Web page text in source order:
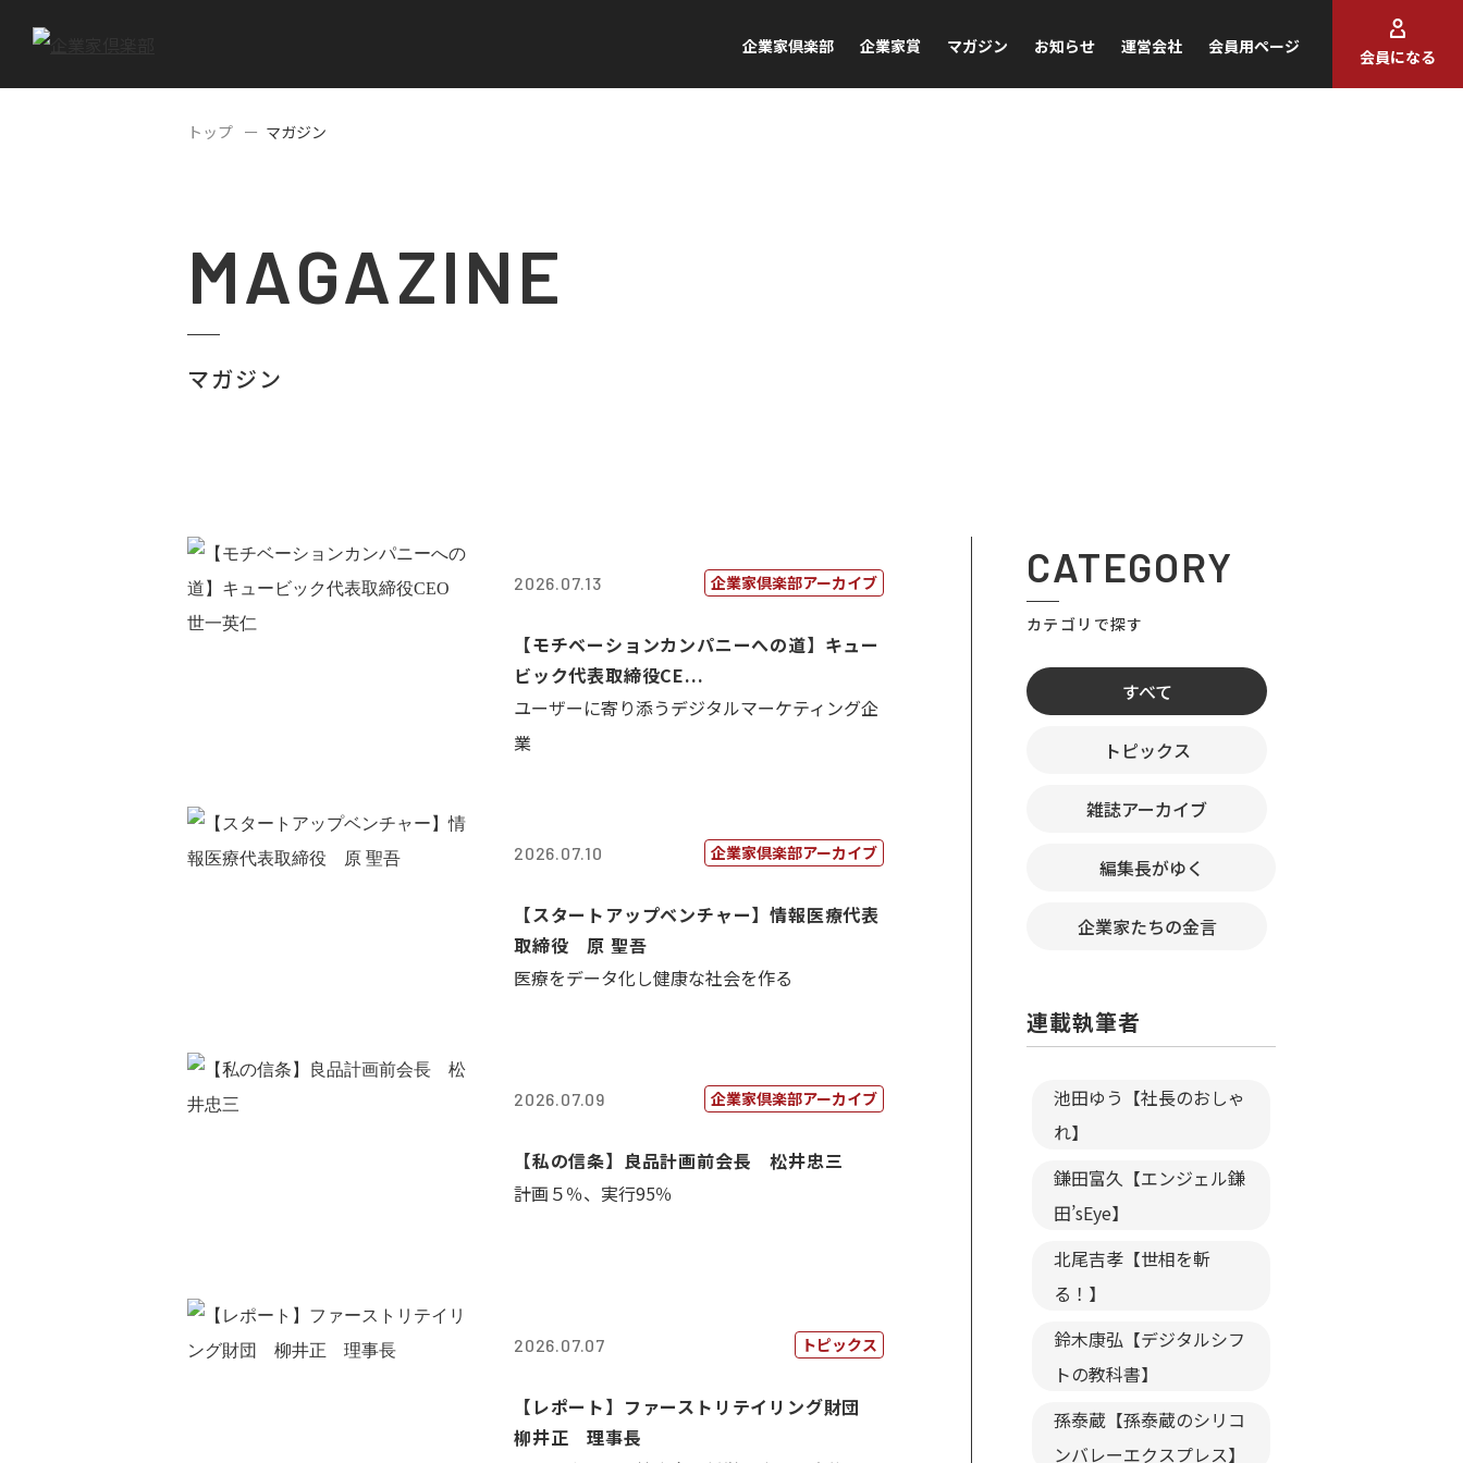
企業家倶楽部 企業家賞 マガジン お知らせ 運営会社 会員用ページ
会員になる
トップ マガジン
MAGAZINE
マガジン
2026.07.13 企業家倶楽部アーカイブ
【モチベーションカンパニーへの道】キュー
ビック代表取締役CE...
ユーザーに寄り添うデジタルマーケティング企
業
2026.07.10 企業家倶楽部アーカイブ
【スタートアップベンチャー】情報医療代表
取締役 原 聖吾
医療をデータ化し健康な社会を作る
2026.07.09 企業家倶楽部アーカイブ
【私の信条】良品計画前会長 松井忠三
計画５％、実行95％
2026.07.07 トピックス
【レポート】ファーストリテイリング財団
柳井正 理事長
CATEGORY
カテゴリで探す
すべて
トピックス
雑誌アーカイブ
編集長がゆく
企業家たちの金言
連載執筆者
池田ゆう【社長のおしゃ
れ】
鎌田富久【エンジェル鎌
田’sEye】
北尾吉孝【世相を斬
る！】
鈴木康弘【デジタルシフ
トの教科書】
孫泰蔵【孫泰蔵のシリコ
ンバレーエクスプレス】